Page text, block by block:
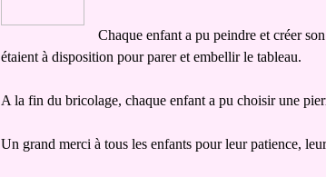
Chaque enfant a pu peindre et créer
étaient à disposition pour parer et embellir le tableau.
A la fin du bricolage, chaque enfant a pu choisir une
Un grand merci à tous les enfants pour leur patience,